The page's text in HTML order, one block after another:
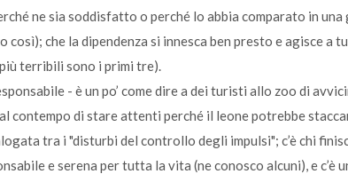
ne sia soddisfatto o perché lo abbia comparato in
così); che la dipendenza si innesca ben presto e agisce a
terribili sono i primi tre).
- è un po’ come dire a dei turisti allo zoo di
contempo di stare attenti perché il leone potrebbe
tra i "disturbi del controllo degli impulsi"; c’è chi
e serena per tutta la vita (ne conosco alcuni), e